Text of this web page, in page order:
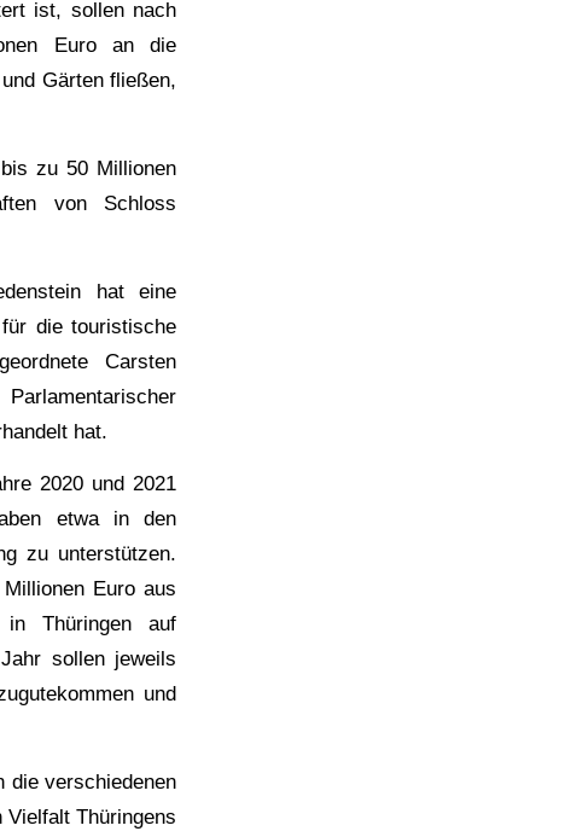
ist, sollen nach
Euro an die
Gärten fließen,
zu 50 Millionen
von Schloss
hat eine
die touristische
Carsten
hat.
2020 und 2021
etwa in den
zu unterstützen.
Euro aus
in Thüringen auf
sollen jeweils
und
die verschiedenen
Thüringens